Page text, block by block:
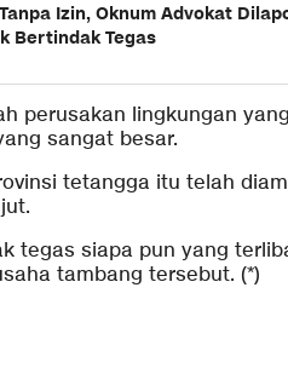
Izin, Oknum Advokat
Bertindak Tegas
perusakan lingkungan
sangat besar.
tetangga itu telah
tegas siapa pun yang
tambang tersebut. (*)